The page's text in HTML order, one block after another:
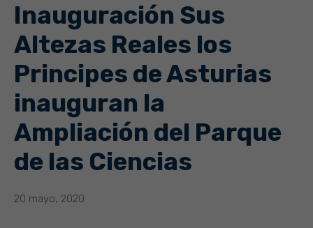
Inauguración Sus
Altezas Reales los
Principes de Asturias
inauguran la
Ampliación del Parque
de las Ciencias
20 mayo, 2020